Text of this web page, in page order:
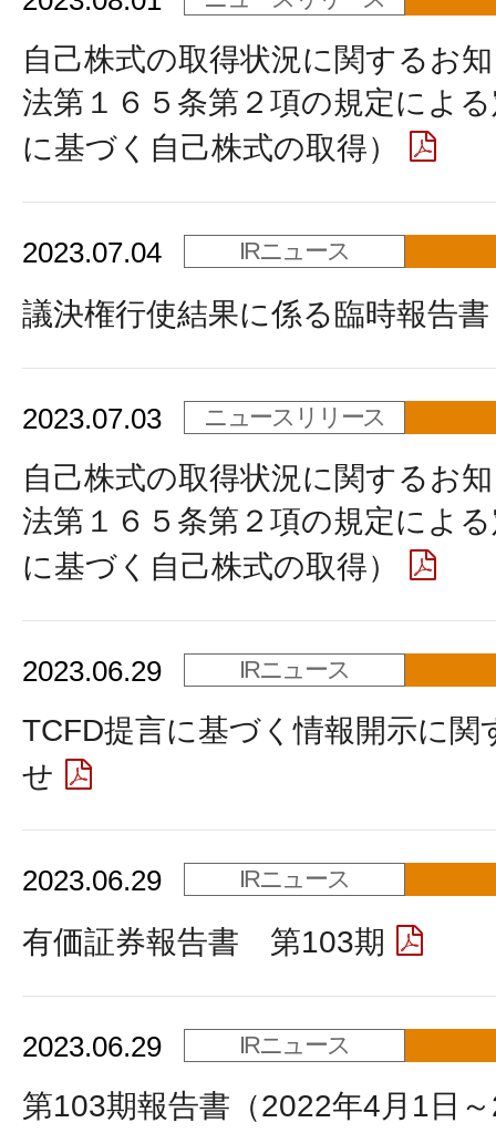
自己株式の取得状況に関するお
法第１６５条第２項の規定によ
に基づく自己株式の取得）
2023.07.04 IRニュース
議決権行使結果に係る臨時報告書
2023.07.03 ニュースリリース
自己株式の取得状況に関するお
法第１６５条第２項の規定によ
に基づく自己株式の取得）
2023.06.29 IRニュース
TCFD提言に基づく情報開示に関
せ
2023.06.29 IRニュース
有価証券報告書 第103期
2023.06.29 IRニュース
第103期報告書（2022年4月1日